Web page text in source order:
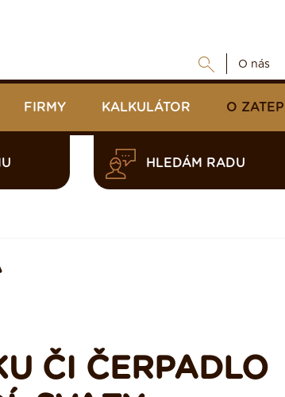
O nás
FIRMY KALKULÁTOR O
HLEDÁM RADU
ČI ČERPADLO